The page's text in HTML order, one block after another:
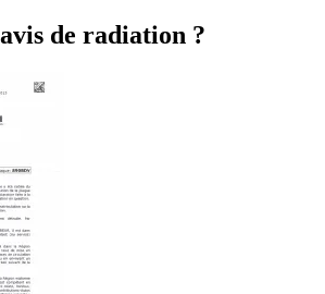
de radiation ?